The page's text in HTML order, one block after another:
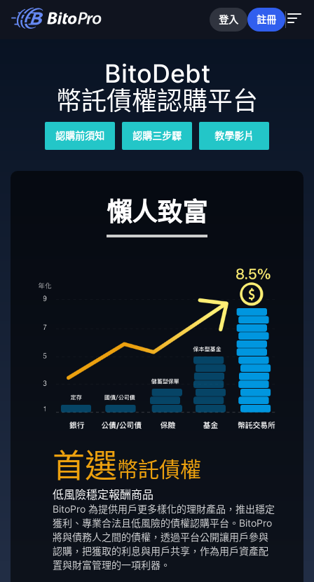
登入 註冊
BitoDebt
幣託債權認購平台
認購前須知 認購三步驟 教學影片
懶人致富
首選幣託債權
低風險穩定報酬商品
BitoPro 為提供用戶更多樣化的理財產品，推出穩定
獲利、專業合法且低風險的債權認購平台。BitoPro
將與債務人之間的債權，透過平台公開讓用戶參與
認購，把獲取的利息與用戶共享，作為用戶資產配
置與財富管理的一項利器。